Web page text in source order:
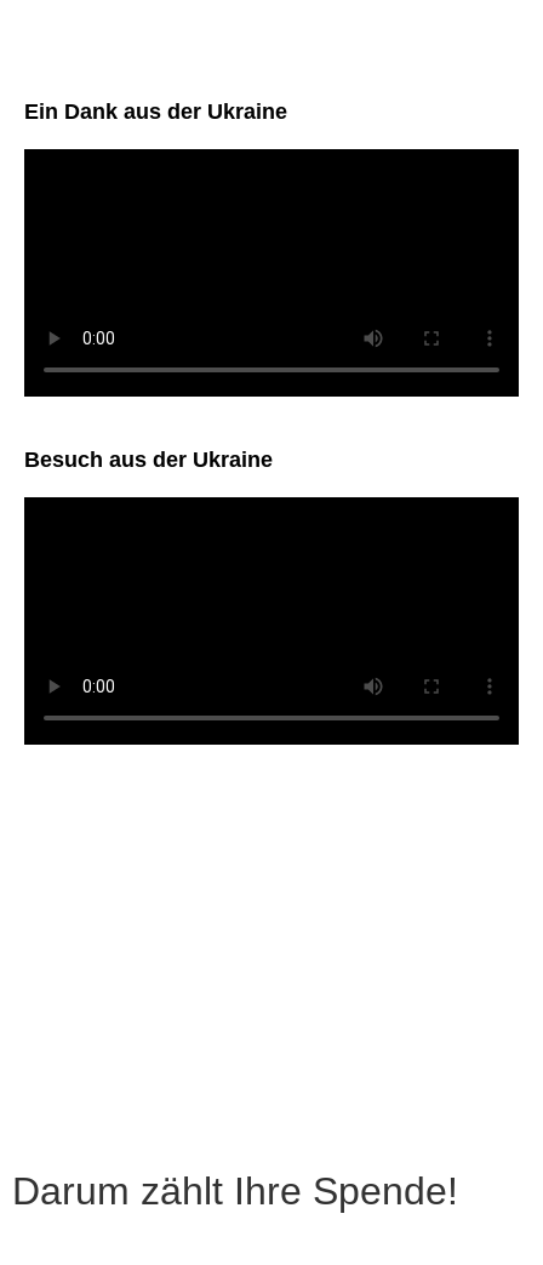
Ein Dank aus der Ukraine
Besuch aus der Ukraine
Darum zählt Ihre Spende!